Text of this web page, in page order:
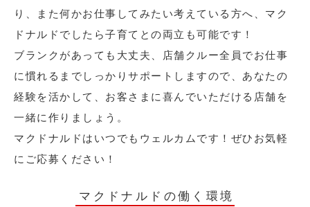
り、また何かお仕事してみたい考えている方へ、マク
ドナルドでしたら子育てとの両立も可能です！
ブランクがあっても大丈夫、店舗クルー全員でお仕事
に慣れるまでしっかりサポートしますので、あなたの
経験を活かして、お客さまに喜んでいただける店舗を
一緒に作りましょう。
マクドナルドはいつでもウェルカムです！ぜひお気軽
にご応募ください！
マクドナルドの働く環境